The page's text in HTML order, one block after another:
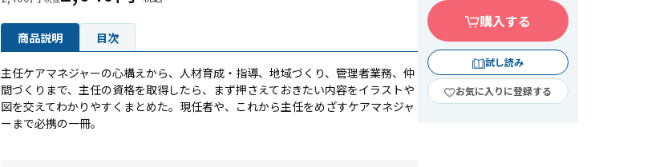
商品説明 目次
主任ケアマネジャーの心構えから、人材育成・指導、地域づくり、管理者業務、仲
間づくりまで、主任の資格を取得したら、まず押さえておきたい内容をイラストや
図を交えてわかりやすくまとめた。現任者や、これから主任をめざすケアマネジャ
ーまで必携の一冊。
購入する
試し読み
お気に入りに登録する